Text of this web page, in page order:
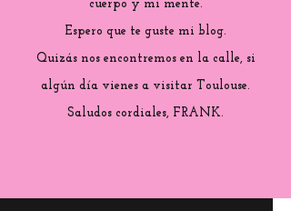
cuerpo y mi mente.
Espero que te guste mi blog.
Quizás nos encontremos en la calle, si
algún día vienes a visitar Toulouse.
Saludos cordiales, FRANK.